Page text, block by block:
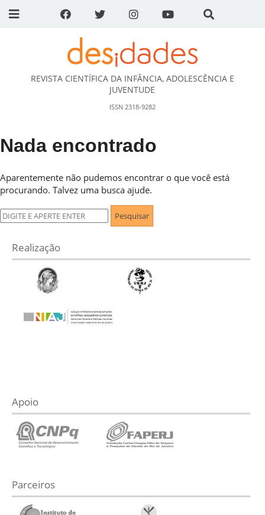
DESidades
REVISTA CIENTÍFICA DA INFÂNCIA, ADOLESCÊNCIA E
JUVENTUDE
ISSN 2318-9282
Nada encontrado
Aparentemente não pudemos encontrar o que você está
procurando. Talvez uma busca ajude.
Pesquisar
por:
Realização
Apoio
Parceiros